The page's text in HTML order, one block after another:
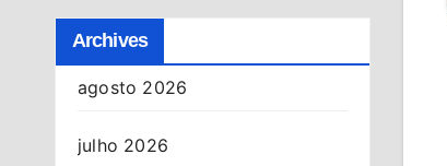
Archives
agosto 2026
julho 2026